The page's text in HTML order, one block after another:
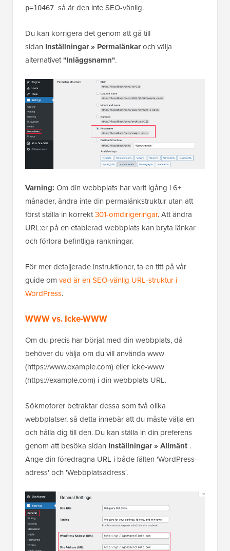
p=10467 så är den inte SEO-vänlig.
Du kan korrigera det genom att gå till
sidan Inställningar » Permalänkaroch välja
alternativet"Inläggsnamn".
Varning: Om din webbplats har varit igång i 6+
månader, ändra inte din permalänkstruktur utan att
först ställa in korrekt301-omdirigeringar. Att ändra
URL:er på en etablerad webbplats kan bryta länkar
och förlora befintliga rankningar.
För mer detaljerade instruktioner, ta en titt på vår
guide om vad är en SEO-vänlig URL-struktur i
WordPress.
WWW vs. Icke-WWW
Om du precis har börjat med din webbplats, då
behöver du välja om du vill använda www
(https://www.example.com) eller icke-www
(https://example.com) i din webbplats URL.
Sökmotorer betraktar dessa som två olika
webbplatser, så detta innebär att du måste välja en
och hålla dig till den. Du kan ställa in din preferens
genom att besöka sidan Inställningar » Allmänt .
Ange din föredragna URL i både fälten 'WordPress-
adress' och 'Webbplatsadress'.